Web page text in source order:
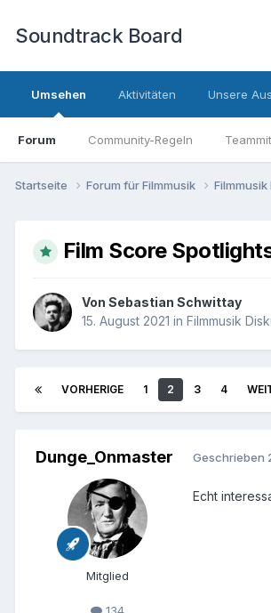
Soundtrack Board
Umsehen
Forum Community-Regeln
Aktivitäten Unsere
Startseite Forum für Filmmusik
Film Score
Von Sebastian Schwittay
15. August 2021 in Filmmusik
VORHERIGE 1 2 3 4
Dunge_Onmaster
Mitglied
134
Geschrieben
Echt